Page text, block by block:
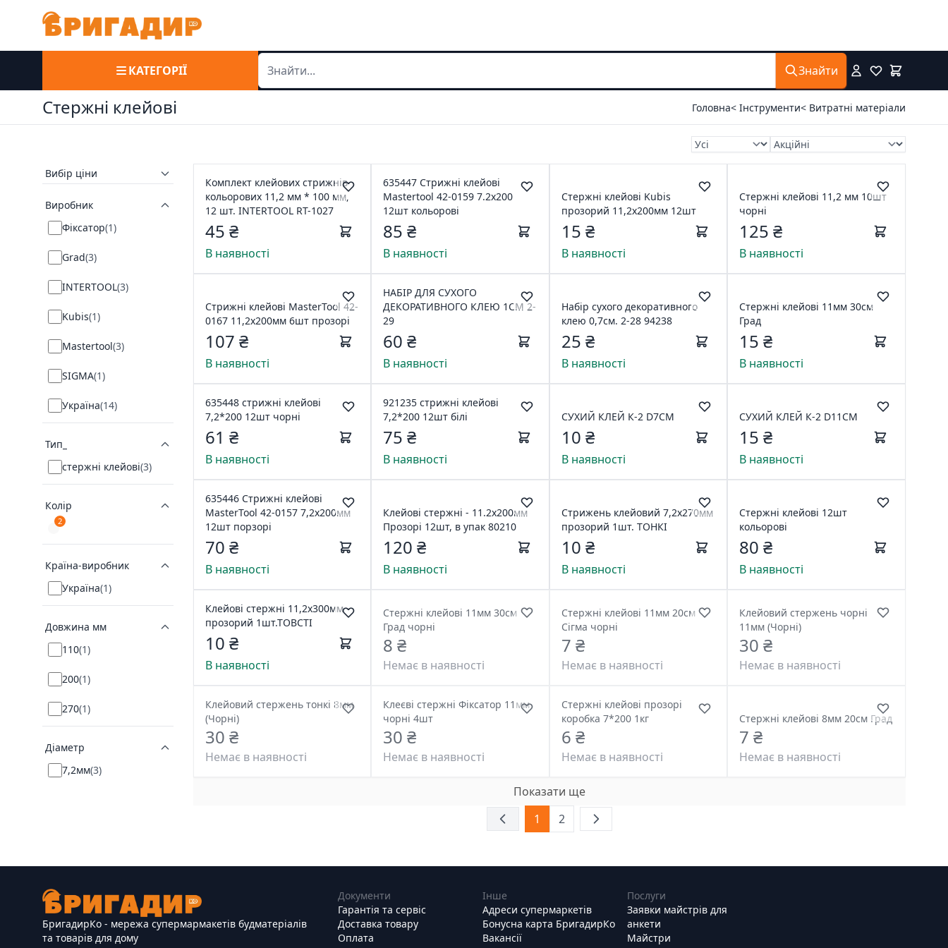
КАТЕГОРІЇ Знайти
Стержні клейові Головна< Інструменти< Витратні матеріали
Вибір ціни
Виробник
Фіксатор(1)
Grad(3)
INTERTOOL(3)
Kubis(1)
Mastertool(3)
SIGMA(1)
Україна(14)
Тип_
стержні клейові(3)
Колір
2
Країна-виробник
Україна(1)
Довжина мм
110(1)
200(1)
270(1)
Діаметр
7,2мм(3)
Комплект клейових стрижнів
кольорових 11,2 мм * 100 мм,
12 шт. INTERTOOL RT-1027
45 ₴
В наявності
635447 Стрижні клейові
Mastertool 42-0159 7.2x200
12шт кольорові
85 ₴
В наявності
Стержні клейові Kubis
прозорий 11,2х200мм 12шт
15 ₴
В наявності
Стержні клейові 11,2 мм 10шт
чорні
125 ₴
В наявності
Стрижні клейові MasterTool 42-
0167 11,2х200мм 6шт прозорі
107 ₴
В наявності
НАБІР ДЛЯ СУХОГО
ДЕКОРАТИВНОГО КЛЕЮ 1СМ 2-
29
60 ₴
В наявності
Набір сухого декоративного
клею 0,7см. 2-28 94238
25 ₴
В наявності
Стержні клейові 11мм 30см
Град
15 ₴
В наявності
635448 стрижні клейові
7,2*200 12шт чорні
61 ₴
В наявності
921235 стрижні клейові
7,2*200 12шт білі
75 ₴
В наявності
СУХИЙ КЛЕЙ К-2 D7СМ
10 ₴
В наявності
СУХИЙ КЛЕЙ К-2 D11СМ
15 ₴
В наявності
635446 Стрижні клейові
MasterTool 42-0157 7,2х200мм
12шт порзорі
70 ₴
В наявності
Клейові стержні - 11.2х200мм
Прозорі 12шт, в упак 80210
120 ₴
В наявності
Стрижень клейовий 7,2х270мм
прозорий 1шт. ТОНКІ
10 ₴
В наявності
Стержні клейові 12шт
кольорові
80 ₴
В наявності
Клейові стержні 11,2х300мм
прозорий 1шт.ТОВСТІ
10 ₴
В наявності
Стержні клейові 11мм 30см
Град чорні
8 ₴
Немає в наявності
Стержні клейові 11мм 20см
Сігма чорні
7 ₴
Немає в наявності
Клейовий стержень чорні
11мм (Чорні)
30 ₴
Немає в наявності
Клейовий стержень тонкі 8мм
(Чорні)
30 ₴
Немає в наявності
Клеєві стержні Фіксатор 11мм
чорні 4шт
30 ₴
Немає в наявності
Стержні клейові прозорі
коробка 7*200 1кг
6 ₴
Немає в наявності
Стержні клейові 8мм 20см Град
7 ₴
Немає в наявності
Показати ще
1
2
БригадирКо - мережа супермармакетів будматеріалів
та товарів для дому
Документи
Гарантія та сервіс
Доставка товару
Оплата
Інше
Адреси супермаркетів
Бонусна карта БригадирКо
Вакансії
Послуги
Заявки майстрів для
анкети
Майстри